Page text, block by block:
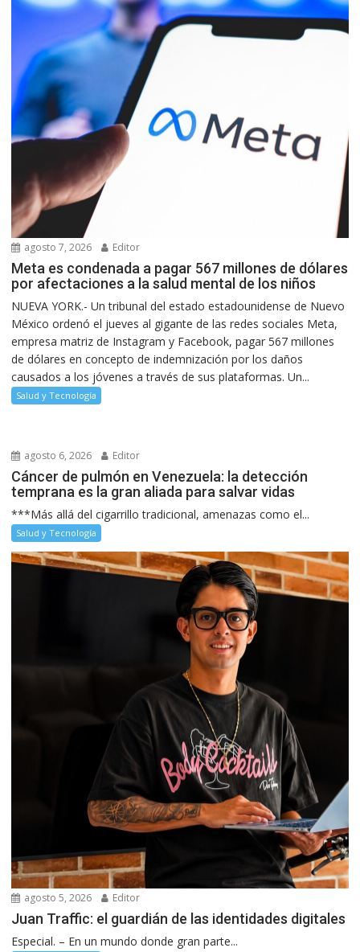
agosto 7, 2026 Editor
Meta es condenada a pagar 567 millones de dólares
por afectaciones a la salud mental de los niños
NUEVA YORK.- Un tribunal del estado estadounidense de Nuevo
México ordenó el jueves al gigante de las redes sociales Meta,
empresa matriz de Instagram y Facebook, pagar 567 millones
de dólares en concepto de indemnización por los daños
causados a los jóvenes a través de sus plataformas. Un...
Salud y Tecnología
agosto 6, 2026 Editor
Cáncer de pulmón en Venezuela: la detección
temprana es la gran aliada para salvar vidas
***Más allá del cigarrillo tradicional, amenazas como el...
Salud y Tecnología
agosto 5, 2026 Editor
Juan Traffic: el guardián de las identidades digitales
Especial. – En un mundo donde gran parte...